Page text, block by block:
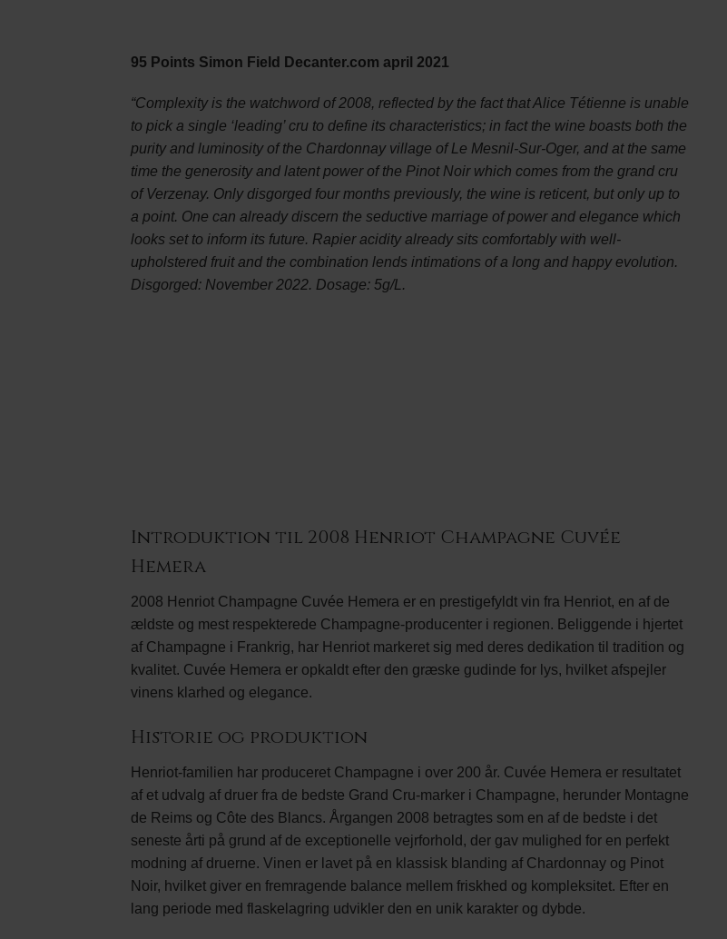
95 Points Simon Field Decanter.com april 2021
“Complexity is the watchword of 2008, reflected by the fact that Alice Tétienne is unable
to pick a single ‘leading’ cru to define its characteristics; in fact the wine boasts both the
purity and luminosity of the Chardonnay village of Le Mesnil-Sur-Oger, and at the same
time the generosity and latent power of the Pinot Noir which comes from the grand cru
of Verzenay. Only disgorged four months previously, the wine is reticent, but only up to
a point. One can already discern the seductive marriage of power and elegance which
looks set to inform its future. Rapier acidity already sits comfortably with well-
upholstered fruit and the combination lends intimations of a long and happy evolution.
Disgorged: November 2022. Dosage: 5g/L.
Introduktion til 2008 Henriot Champagne Cuvée
Hemera
2008 Henriot Champagne Cuvée Hemera er en prestigefyldt vin fra Henriot, en af de
ældste og mest respekterede Champagne-producenter i regionen. Beliggende i hjertet
af Champagne i Frankrig, har Henriot markeret sig med deres dedikation til tradition og
kvalitet. Cuvée Hemera er opkaldt efter den græske gudinde for lys, hvilket afspejler
vinens klarhed og elegance.
Historie og produktion
Henriot-familien har produceret Champagne i over 200 år. Cuvée Hemera er resultatet
af et udvalg af druer fra de bedste Grand Cru-marker i Champagne, herunder Montagne
de Reims og Côte des Blancs. Årgangen 2008 betragtes som en af de bedste i det
seneste årti på grund af de exceptionelle vejrforhold, der gav mulighed for en perfekt
modning af druerne. Vinen er lavet på en klassisk blanding af Chardonnay og Pinot
Noir, hvilket giver en fremragende balance mellem friskhed og kompleksitet. Efter en
lang periode med flaskelagring udvikler den en unik karakter og dybde.